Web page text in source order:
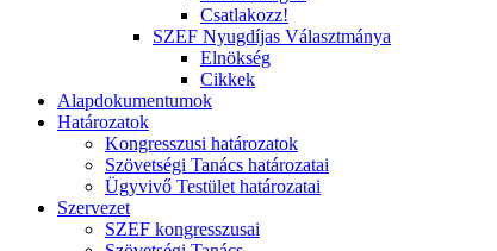
Csatlakozz!
SZEF Nyugdíjas Választmánya
Elnökség
Cikkek
Alapdokumentumok
Határozatok
Kongresszusi határozatok
Szövetségi Tanács határozatai
Ügyvivő Testület határozatai
Szervezet
SZEF kongresszusai